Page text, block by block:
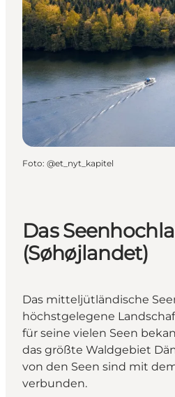
Foto: @et_nyt_kapitel
Das
(Søhøjlandet)
Das mitteljütländische
höchstgelegene
für seine vielen Seen
das größte Waldgebiet
von den Seen sind mit
verbunden.